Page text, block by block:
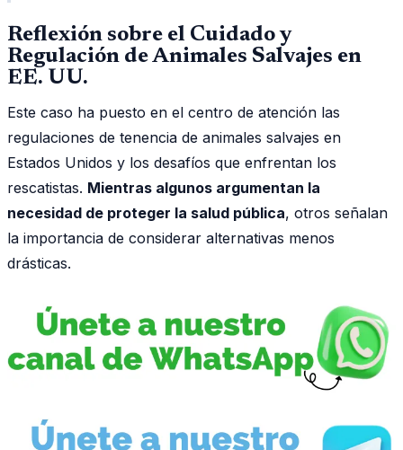
Reflexión sobre el Cuidado y
Regulación de Animales Salvajes en
EE. UU.
Este caso ha puesto en el centro de atención las
regulaciones de tenencia de animales salvajes en
Estados Unidos y los desafíos que enfrentan los
rescatistas. Mientras algunos argumentan la
necesidad de proteger la salud pública, otros señalan
la importancia de considerar alternativas menos
drásticas.